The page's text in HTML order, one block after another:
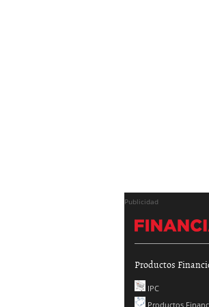
Publicidad
Productos
IPC
Productos